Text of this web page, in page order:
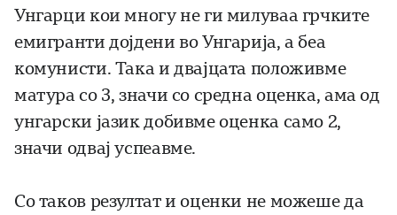
Унгарци кои многу не ги милуваа грчките
емигранти дојдени во Унгарија, а беа
комунисти. Така и двајцата положивме
матура со 3, значи со средна оценка, ама од
унгарски јазик добивме оценка само 2,
значи одвај успеавме.
Со таков резултат и оценки не можеше да